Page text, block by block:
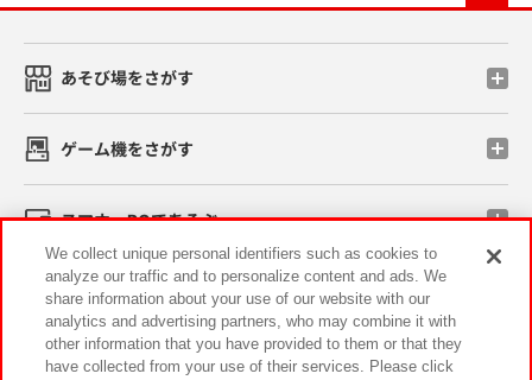
あそび場をさがす
ゲーム機をさがす
スマホ・PCであそぶ
イベント・キャンペーン
We collect unique personal identifiers such as cookies to
analyze our traffic and to personalize content and ads. We
share information about your use of our website with our
analytics and advertising partners, who may combine it with
other information that you have provided to them or that they
have collected from your use of their services. Please click